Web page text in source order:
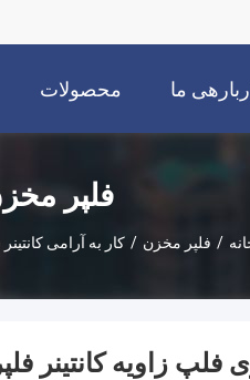
ما محصولات
فلپر
/ فلپر مخزن / کار به آرامی
فلپ زاویه کانتینر